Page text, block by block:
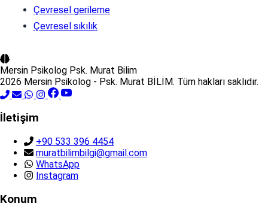
Çevresel gerileme
Çevresel sıkılık
Mersin Psikolog Psk. Murat Bilim
2026 Mersin Psikolog - Psk. Murat BİLİM. Tüm hakları saklıdır.
İletişim
+90 533 396 4454
muratbilimbilgi@gmail.com
WhatsApp
Instagram
Konum